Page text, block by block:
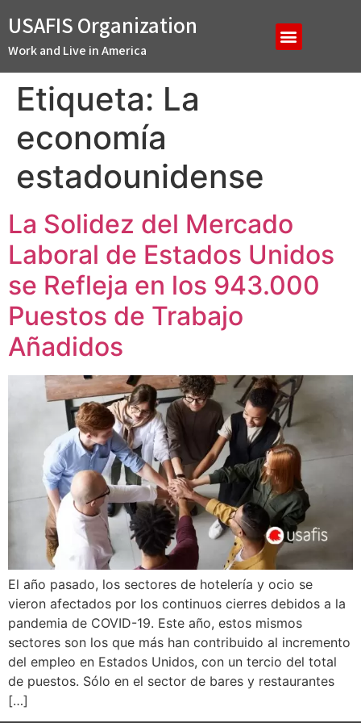
USAFIS Organization
Work and Live in America
Etiqueta: La
economía
estadounidense
La Solidez del Mercado
Laboral de Estados Unidos
se Refleja en los 943.000
Puestos de Trabajo
Añadidos
El año pasado, los sectores de hotelería y ocio se
vieron afectados por los continuos cierres debidos a la
pandemia de COVID-19. Este año, estos mismos
sectores son los que más han contribuido al incremento
del empleo en Estados Unidos, con un tercio del total
de puestos. Sólo en el sector de bares y restaurantes
[…]